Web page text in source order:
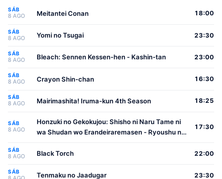
SÁB
8 AGO Meitantei Conan 18:00
SÁB
8 AGO Yomi no Tsugai 23:30
SÁB
8 AGO Bleach: Sennen Kessen-hen - Kashin-tan 23:00
SÁB
8 AGO Crayon Shin-chan 16:30
SÁB
8 AGO Mairimashita! Iruma-kun 4th Season 18:25
SÁB
8 AGO
Honzuki no Gekokujou: Shisho ni Naru Tame ni
wa Shudan wo Erandeiraremasen - Ryoushu no
17:30
SÁB
8 AGO Black Torch 22:00
SÁB Tenmaku no Jaadugar 23:30